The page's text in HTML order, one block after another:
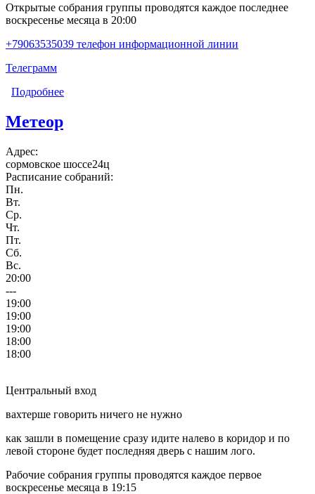
Открытые собрания группы проводятся каждое последнее
воскресенье месяца в 20:00
+79063535039 телефон информационной линии
Телеграмм
Подробнее
Метеор
Адрес:
сормовское шоссе24ц
Расписание собраний:
Пн.
Вт.
Ср.
Чт.
Пт.
Сб.
Вс.
20:00
---
19:00
19:00
19:00
18:00
18:00
Центральный вход
вахтерше говорить ничего не нужно
как зашли в помещение сразу идите налево в коридор и по
левой стороне будет последняя дверь с нашим лого.
Рабочие собрания группы проводятся каждое первое
воскресенье месяца в 19:15